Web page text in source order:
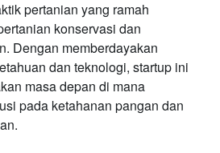
pertanian yang ramah
konservasi dan
Dengan memberdayakan
dan teknologi, startup ini
masa depan di mana
pada ketahanan pangan dan